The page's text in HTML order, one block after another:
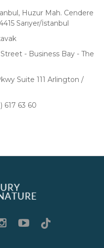
Huzur Mah. Cendere
Sarıyer/İstanbul
- Business Bay - The
Suite 111 Arlington /
617 63 60